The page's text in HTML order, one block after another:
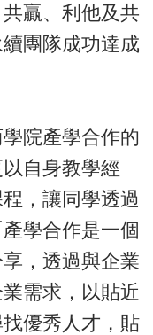
贏、利他及共
團隊成功達成
院產學合作的
自身教學經
，讓同學透過
學合作是一個
，透過與企業
需求，以貼近
優秀人才，貼